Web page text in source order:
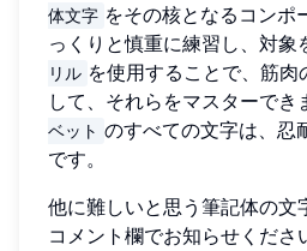
体文字 をその核となるコンポ
っくりと慎重に練習し、対象
リル を使用することで、筋
して、それらをマスターでき
ベット のすべての文字は、忍
です。
他に難しいと思う筆記体の文
コメント欄でお知らせくださ